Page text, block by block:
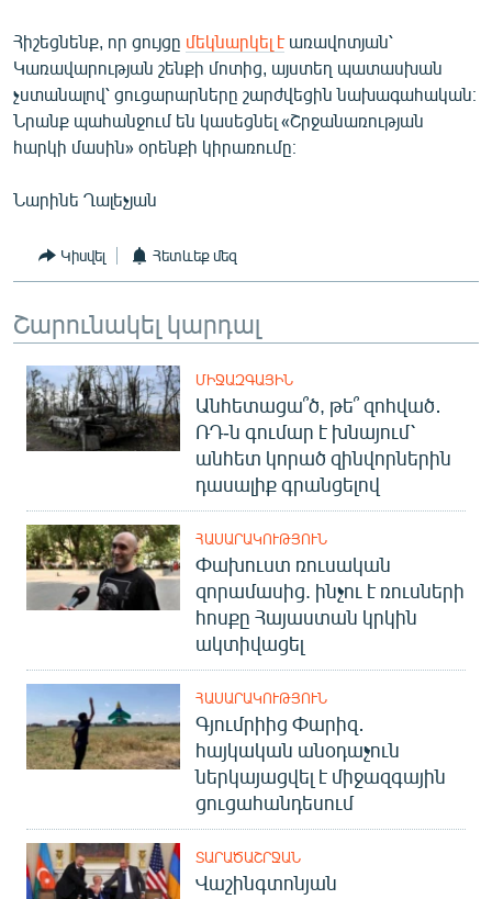
ՀԵՏԵՎԵՔ ՄԵԶ
Հիշեցնենք, որ ցույցը մեկնարկել էառավոտյան՝
Կառավարության շենքի մոտից, այստեղ պատասխան
չստանալով՝ ցուցարարները շարժվեցին նախագահական։
Նրանք պահանջում են կասեցնել «Շրջանառության
հարկի մասին» օրենքի կիրառումը։
Նարինե Ղալեչյան
Կիսվել Հետևեք մեզ
Շարունակել կարդալ
ՄԻՋԱԶԳԱՅԻՆ
Անհետացա՞ծ, թե՞ զոհված․
ՌԴ-ն գումար է խնայում՝
անհետ կորած զինվորներին
դասալիք գրանցելով
ՀԱՍԱՐԱԿՈՒԹՅՈՒՆ
Փախուստ ռուսական
զորամասից. ինչու է ռուսների
հոսքը Հայաստան կրկին
ակտիվացել
ՀԱՍԱՐԱԿՈՒԹՅՈՒՆ
Գյումրիից Փարիզ․
հայկական անօդաչուն
ներկայացվել է միջազգային
ցուցահանդեսում
ՏԱՐԱԾԱՇՐՋԱՆ
Վաշինգտոնյան